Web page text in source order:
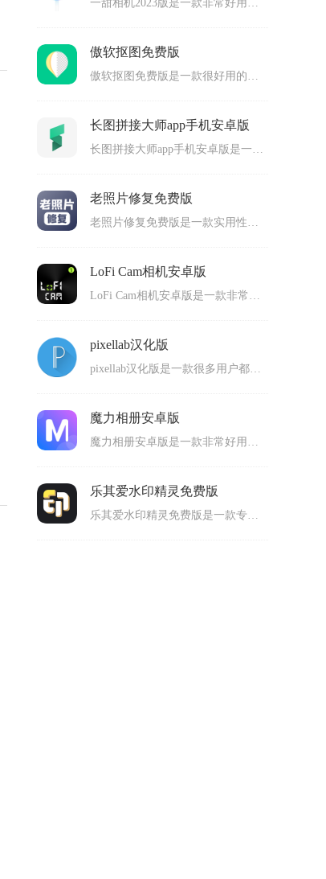
一甜相机2023版是一款非常好用的相机软件，拥有高端的美颜效果，用户可以使用上面的功能来拍摄好看精美的照片，还可以使用其他功能来进行照片编辑修改，更换照片的背景和照片的滤镜还有添加字幕等等非常多的操作，轻松拍摄自己想要的照片，很多手机上都可以安装和使用。
傲软抠图免费版
傲软抠图免费版是一款很好用的图像编辑类手机工具，可以提供各种高效简单的图片编辑功能，比如抠图还有更换背景以及美颜还有水印消除等等很多的用途，用户在使用的时候可以选择手动模式和智能模式等不同的模式，每个模式都可以给用户带来高效的体验，适合很多用户使用。
长图拼接大师app手机安卓版
长图拼接大师app手机安卓版是一款很好用的拼图类手机软件，拥有便捷的拼图功能，能够将不同的图片进行合理的拼接，而且可以选择不同的模式，每个模式的操作方法都是不同的，玩家可以选择自己习惯的方法来使用，轻松制作出很多好看有趣的长图出来，适合很多人使用。
老照片修复免费版
老照片修复免费版是一款实用性满分的手机照片修复app。老照片修复手机版功能强大哦，为用户们提供了很多照片修复工具，帮助用户们将各种破损的老照片，还原成各种高清生动照片哦。而且，使用这款软件进行修复操作的话，速度也是非常快的，操作方式也不会复杂，任何年龄段的用户们都可以上手使用，来完成各种老照片的修复操作哦，感兴趣的朋友们，欢迎你们前来下载体验哦！
LoFi Cam相机安卓版
LoFi Cam相机安卓版是一款非常好用的手机拍照软件。LoFi Cam相机正版主打复古风格哦，特别为追求怀旧的小伙伴而打造的，这里汇聚了海量的滤镜效果，模拟了胶片的颗粒质感，让用户们都可以轻松拍摄出让自己满意的复古照片。而且，这里还有很多后期修图功能哦，操作起来也非常简单，即使修图新手也能轻松掌握技巧，快速上手使用哦！感兴趣的话，那就快来下载体验吧！
pixellab汉化版
pixellab汉化版是一款很多用户都在使用的手机P图处理工具。pixellab中文版为用户们提供了各种各样的图片编辑工具以及使用特效哦，用户们可以根据自己的需求，来app上选择使用。而且，这款软件中的所有处理工具都是免费提供给用户们使用的，操作方式也不会复杂，即使P图新手也能轻松掌握技巧，直接上手使用的。感兴趣的朋友们，不妨也来下载体验看看哦！
魔力相册安卓版
魔力相册安卓版是一款非常好用的手机音乐相册制作软件。魔力相册最新版功能十分强大哦，用户们可以随时使用它来制作各种喜欢的音乐相册。这里为用户们提供了丰富的制作模板，用户们只需要添加照片，选择喜欢的背景音乐，即可快速生成电子相册，随时播放欣赏哦。而且，软件使用方式简单也容易上手操作，任何年龄段的用户都能使用它，感兴趣的话，就快来下载体验吧！
乐其爱水印精灵免费版
乐其爱水印精灵免费版是一款专业又好用的手机去水印工具。乐其爱水印精灵手机版功能十分强大哦，可以帮助用户们快速去除各种水印，全程还是无损化处理，去除之后一点也不会影响图片质量，看起来依然很棒。而且，软件中除了去除水印功能之外，也提供添加水印的功能，多样化的水印样式，用户们可以自由选择，操作起来也简单易上手哦。感兴趣的朋友们，不妨也来下载试一试。